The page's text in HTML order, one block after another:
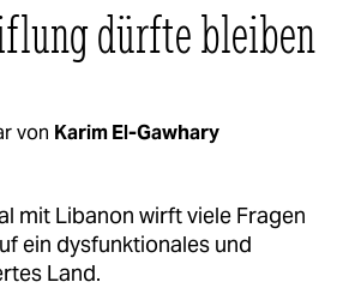
dürfte bleiben
von Karim El-Gawhary
mit Libanon wirft viele Fragen
ein dysfunktionales und
Land.